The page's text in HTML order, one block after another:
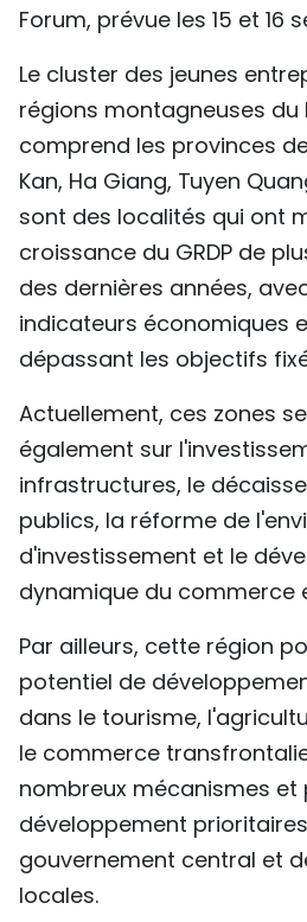
ENGLISH
中文
РУССКИЙ
ESPAÑOL
Forum, prévue les 15 et 16
Le cluster des jeunes
régions montagneuses du
comprend les provinces
Kan, Ha Giang, Tuyen
sont des localités qui ont
croissance du GRDP de
des dernières années,
indicateurs économiques
dépassant les objectifs
Actuellement, ces zones
également sur
infrastructures, le
publics, la réforme de
d'investissement et le
dynamique du commerce
Par ailleurs, cette région
potentiel de
dans le tourisme,
le commerce
nombreux mécanismes et
développement
gouvernement central et
locales.